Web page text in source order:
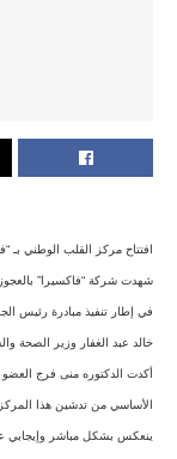
افتتاح مركز القلب الوطني بـ
شهدت شركة “فاكسيرا”
في إطار تنفيذ مبادرة رئيس
خالد عبد الغفار وزير الصحة
أكدت الدكتوره منى فرج
الأساسي من تدشين هذا المركز
ينعكس بشكل مباشر وإيجابي